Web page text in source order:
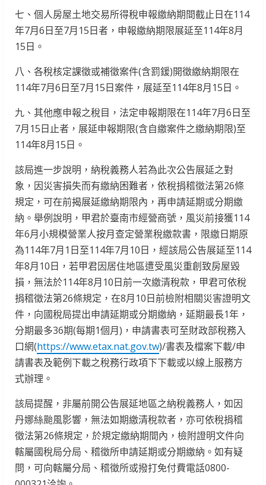
七、個人房屋土地交易所得稅申報繳納期間截止日在114
年7月6日至7月15日者，申報繳納期限展延至114年8月
15日。
八、各稅核定課徵或補徵案件(含罰鍰)開徵繳納期限在
114年7月6日至7月15日案件，展延至114年8月15日。
九、其他應申報之稅目，法定申報期限在114年7月6日至
7月15日止者，展延申報期限(含自繳案件之繳納期限)至
114年8月15日。
該局進一步說明，納稅義務人若為此次公告展延之對
象，因災害損失而有繳納困難者，依稅捐稽徵法第26條
規定，可在前揭展延繳納期限內，再申請延期或分期繳
納。舉例說明，甲君於臺南市經營商號，風災前接獲114
年6月小規模營業人按月查定營業稅繳款書，限繳日期原
為114年7月1日至114年7月10日，經該局公告展延至114
年8月10日，若甲君因居住地區遭受風災重創致房屋毀
損，無法於114年8月10日前一次繳清稅款，甲君可依稅
捐稽徵法第26條規定，在8月10日前檢附相關災害證明文
件，向國稅局提出申請延期或分期繳納，延期最長1年，
分期最多36期(每期1個月)，申請書表可至財政部稅務入
口網(https://www.etax.nat.gov.tw)/書表及檔案下載/申
請書表及範例下載之稅務行政項下下載或以線上服務方
式辦理。
該局提醒，非屬前開公告展延地區之納稅義務人，如因
丹娜絲颱風影響，無法如期繳清稅款者，亦可依稅捐稽
徵法第26條規定，於規定繳納期間內，檢附證明文件向
轄屬國稅局分局、稽徵所申請延期或分期繳納。如有疑
問，可向轄屬分局、稽徵所或撥打免付費電話0800-